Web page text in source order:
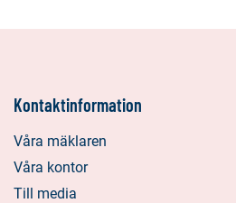
Kontaktinformation
Våra mäklaren
Våra kontor
Till media